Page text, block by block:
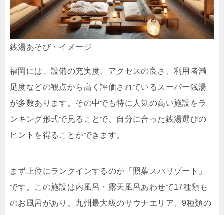
銭湯あそび・イメージ
福岡には、設備の充実度、アクセスの良さ、利用者満
足度などの観点から高く評価されているスーパー銭湯
が多数あります。その中でも特に人気の高い施設をラ
ンキング形式で見ることで、自分に合った銭湯選びの
ヒントを得ることができます。
まず上位にランクインするのが「照葉スパリゾート」
です。この施設は内風呂・露天風呂あわせて17種類も
のお風呂があり、九州最大級のサウナエリア、9種類の